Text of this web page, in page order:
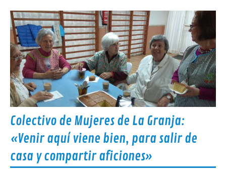
Colectivo de Mujeres de La Granja:
«Venir aquí viene bien, para salir de
casa y compartir aficiones»